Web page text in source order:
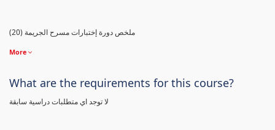
(20) ملخص دورة إختبارات مسرح الجريمة
More
What are the requirements for this course?
لا توجد اي متطلبات دراسية سابقة